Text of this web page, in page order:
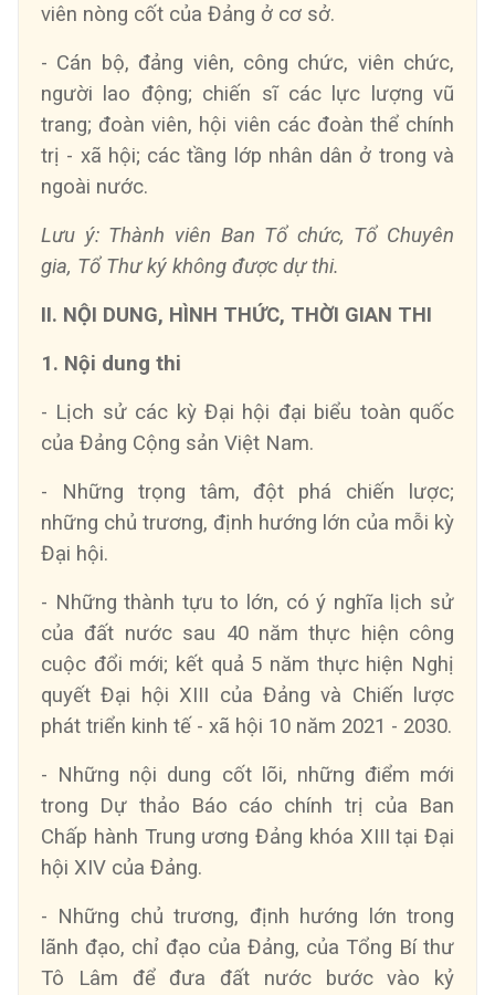
viên nòng cốt của Đảng ở cơ sở.
- Cán bộ, đảng viên, công chức, viên chức,
người lao động; chiến sĩ các lực lượng vũ
trang; đoàn viên, hội viên các đoàn thể chính
trị - xã hội; các tầng lớp nhân dân ở trong và
ngoài nước.
Lưu ý: Thành viên Ban Tổ chức, Tổ Chuyên
gia, Tổ Thư ký không được dự thi.
II. NỘI DUNG, HÌNH THỨC, THỜI GIAN THI
1. Nội dung thi
- Lịch sử các kỳ Đại hội đại biểu toàn quốc
của Đảng Cộng sản Việt Nam.
- Những trọng tâm, đột phá chiến lược;
những chủ trương, định hướng lớn của mỗi kỳ
Đại hội.
- Những thành tựu to lớn, có ý nghĩa lịch sử
của đất nước sau 40 năm thực hiện công
cuộc đổi mới; kết quả 5 năm thực hiện Nghị
quyết Đại hội XIII của Đảng và Chiến lược
phát triển kinh tế - xã hội 10 năm 2021 - 2030.
- Những nội dung cốt lõi, những điểm mới
trong Dự thảo Báo cáo chính trị của Ban
Chấp hành Trung ương Đảng khóa XIII tại Đại
hội XIV của Đảng.
- Những chủ trương, định hướng lớn trong
lãnh đạo, chỉ đạo của Đảng, của Tổng Bí thư
Tô Lâm để đưa đất nước bước vào kỷ